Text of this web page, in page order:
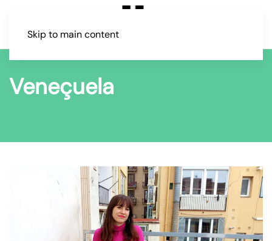
Skip to main content
Veneçuela